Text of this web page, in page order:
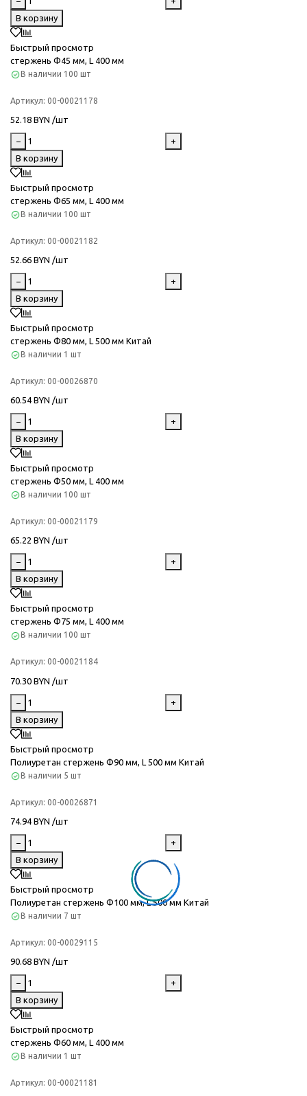
В корзину
Быстрый просмотр
стержень Ф45 мм, L 400 мм
В наличии 100 шт
Артикул: 00-00021178
52.18 BYN /шт
−
+
В корзину
Быстрый просмотр
стержень Ф65 мм, L 400 мм
В наличии 100 шт
Артикул: 00-00021182
52.66 BYN /шт
−
+
В корзину
Быстрый просмотр
стержень Ф80 мм, L 500 мм Китай
В наличии 1 шт
Артикул: 00-00026870
60.54 BYN /шт
−
+
В корзину
Быстрый просмотр
стержень Ф50 мм, L 400 мм
В наличии 100 шт
Артикул: 00-00021179
65.22 BYN /шт
−
+
В корзину
Быстрый просмотр
стержень Ф75 мм, L 400 мм
В наличии 100 шт
Артикул: 00-00021184
70.30 BYN /шт
−
+
В корзину
Быстрый просмотр
Полиуретан стержень Ф90 мм, L 500 мм Китай
В наличии 5 шт
Артикул: 00-00026871
74.94 BYN /шт
−
+
В корзину
Быстрый просмотр
Полиуретан стержень Ф100 мм, L 500 мм Китай
В наличии 7 шт
Артикул: 00-00029115
90.68 BYN /шт
−
+
В корзину
Быстрый просмотр
стержень Ф60 мм, L 400 мм
В наличии 1 шт
Артикул: 00-00021181